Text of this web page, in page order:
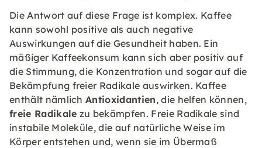
Die Antwort auf diese Frage ist komplex. Kaffee
kann sowohl positive als auch negative
Auswirkungen auf die Gesundheit haben. Ein
mäßiger Kaffeekonsum kann sich aber positiv auf
die Stimmung, die Konzentration und sogar auf die
Bekämpfung freier Radikale auswirken. Kaffee
enthält nämlichAntioxidantien, die helfen können,
freie Radikale zu bekämpfen. Freie Radikale sind
instabile Moleküle, die auf natürliche Weise im
Körper entstehen und, wenn sie im Übermaß